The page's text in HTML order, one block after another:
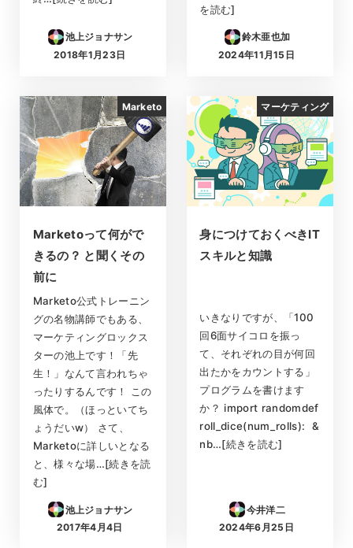
池上ジョナサン
投稿日
2018年1月23日
を読む]
鈴木亜也加
投稿日
2024年11月15日
Marketo
Marketoって何がで
きるの？ と聞くその
前に
Marketo公式トレーニン
グの名物講師でもある、
マーケティングロックス
ターの池上です！「先
生！」なんて言われちゃ
ったりするんです！ この
風体で。（ほっといてち
ょうだいw） さて、
Marketoに詳しいとなる
と、様々な場…[続きを読
む]
池上ジョナサン
投稿日
2017年4月4日
マーケティング
身につけておくべきIT
スキルと知識
いきなりですが、「100
回6面サイコロを振っ
て、それぞれの目が何回
出たかをカウントする」
プログラムを書けます
か？ import randomdef
roll_dice(num_rolls): &
nb…[続きを読む]
今井洋二
投稿日
2024年6月25日